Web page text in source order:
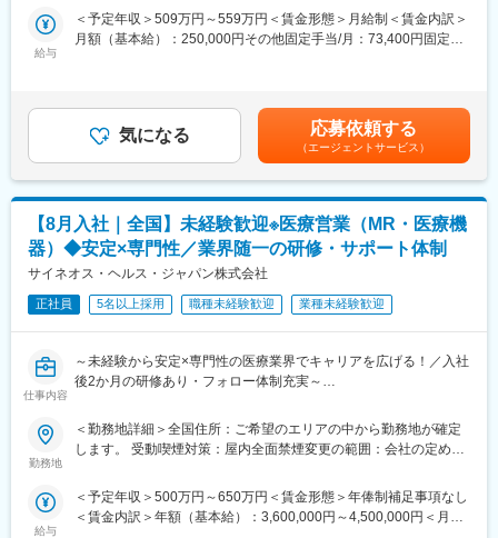
★入社同期がいるため、一緒に頑張れる環境です！専門性の高い
営業職が目指せます。
・誰にとっても必要不可欠な医療業界は、景気の影響に左右され
にくく、安定した売上を誇っています。
・当社は、東証プライム上場以来、10期連続で増収中のクオール
グループに属しており、主力事業を担っています。
＜頑張りは適切に評価＞
成果に応じた評価制度が整っており、頑張り次第で大幅な年収UP
も目指せます。
■福利厚生（転勤を伴う場合）：
・住居契約初期経費：会社負担（上限設定あり）
・入居時の引越し費用：会社負担（会社指定業者）
変更の範囲：会社の定める業務
という方にはおススメです！
＜2人に1人は未経験入社、75%は異業種からの転職者です＞
品に関する情報提供を行います。
医薬品は「どの成分に、どのような効果があって、誰に使うと良
いのか」などの情報が付加されて、初めて効果的に使うことがで
きます。医師への適切な医薬品情報の提供を通じて、患者さんの
治療、地域医療課題に貢献することができます。
■安心の研修体制：
・入社から3か月間：座学研修（導入教育）のみ
└医薬品や医療業界、営業方法についての知識を身につけます。
・導入教育終了後は、Web講義、e-Learning、集合研修を組み合
わせて行う、MR認定試験に100％を担保する対策講座がありま
・現場配属後も月1回以上の面談を設けており、成果を出すための
フォロー体制を整えております。
営業職が目指せます。
給与
＜予定年収＞509万円～559万円＜賃金形態＞月給制＜賃金内訳＞
月額（基本給）：250,000円その他固定手当/月：73,400円固定残
どを考慮し、規定により決定します。※年収の他に別途日当（月額
3～4万円）・諸手当有昇給：年1回★頑張りに応じて年収UP★赴
任先の評価次第で大幅に年収をUPできます。（年2回業績給改
定）賃金はあくまでも目安の金額であり、選考を通じて上下する
可能性があります。月給(月額)は固定手当を含めた表記です。
気になる 応募依頼する
（エージェントサービス）
【8月入社｜全国】未経験歓迎※医療営業（MR・医療機
器）◆安定×専門性／業界随一の研修・サポート体制
サイネオス・ヘルス・ジャパン株式会社
正社員 5名以上採用 職種未経験歓迎 業種未経験歓迎
仕事内容
～未経験から安定×専門性の医療業界でキャリアを広げる！／入社
後2か月の研修あり・フォロー体制充実～
大手企業で安定就業】
てキャリアをスタートできるポジションです。
当社は製薬・医療機器メーカーの営業業務を担う
勤務地
＜勤務地詳細＞全国住所：ご希望のエリアの中から勤務地が確定
します。 受動喫煙対策：屋内全面禁煙変更の範囲：会社の定める
給与
＜予定年収＞500万円～650万円＜賃金形態＞年俸制補足事項なし
＜賃金内訳＞年額（基本給）：3,600,000円～4,500,000円＜月額